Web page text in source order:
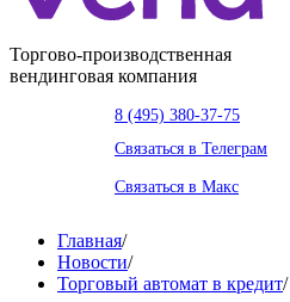
Торгово-производственная
вендинговая компания
8 (495) 380-37-75
Связаться в Телеграм
Связаться в Макс
Главная/
Новости/
Торговый автомат в кредит/